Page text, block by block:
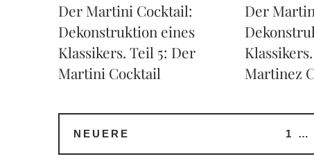
Der Martini Cocktail:
Dekonstruktion eines
Klassikers. Teil 5: Der
Martini Cocktail
Der
Martinez
NEUERE 1 …